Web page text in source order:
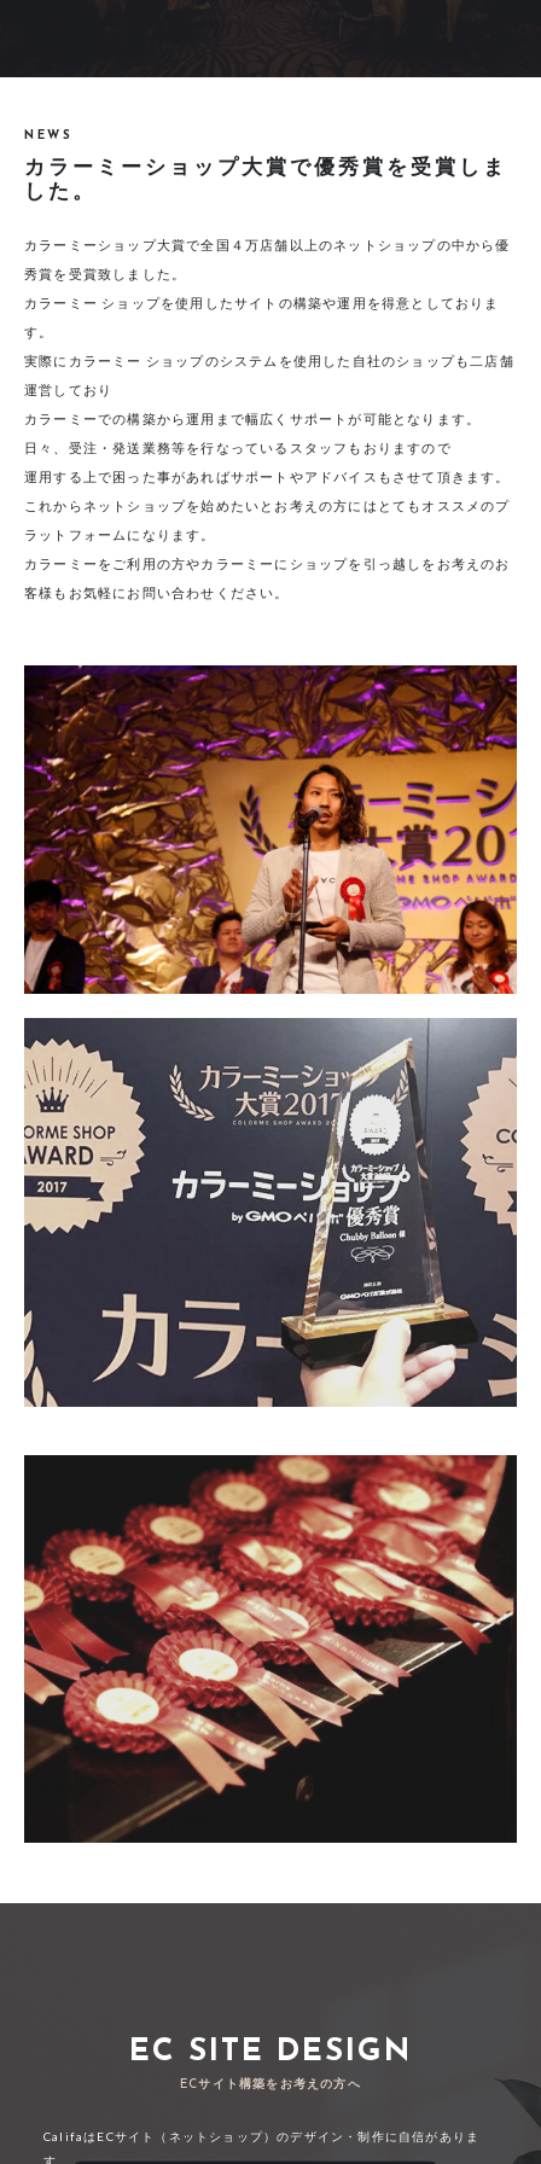
NEWS
カラーミーショップ大賞で優秀賞を受賞しま
した。
カラーミーショップ大賞で全国４万店舗以上のネットショップの中から優
秀賞を受賞致しました。
カラーミー ショップを使用したサイトの構築や運用を得意としておりま
す。
実際にカラーミー ショップのシステムを使用した自社のショップも二店舗
運営しており
カラーミーでの構築から運用まで幅広くサポートが可能となります。
日々、受注・発送業務等を行なっているスタッフもおりますので
運用する上で困った事があればサポートやアドバイスもさせて頂きます。
これからネットショップを始めたいとお考えの方にはとてもオススメのプ
ラットフォームになります。
カラーミーをご利用の方やカラーミーにショップを引っ越しをお考えのお
客様もお気軽にお問い合わせください。
EC SITE DESIGN
ECサイト構築をお考えの方へ
CalifaはECサイト（ネットショップ）のデザイン・制作に自信がありま
す。